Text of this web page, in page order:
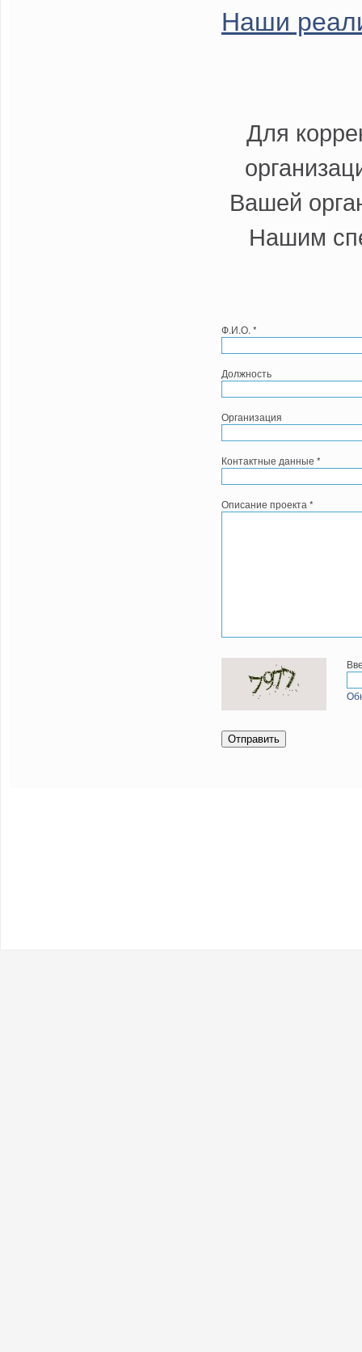
Наши
Для
Вашей
Нашим
Ф.И.О. *
Должность
Организация
Контактные данные *
Описание проекта *